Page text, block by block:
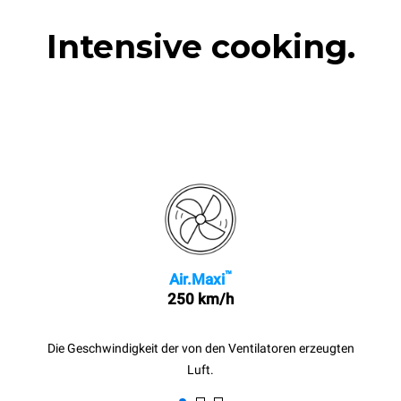
Intensive cooking.
Air.Maxi™
250 km/h
Die Geschwindigkeit der von den Ventilatoren erzeugten
Luft.